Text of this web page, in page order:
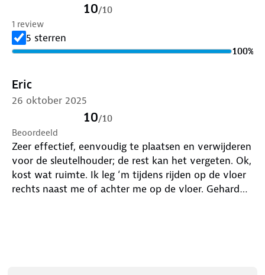
Het geavanceerde multidisc slotontwerp is bestand
tegen boren en lock picking. De disklok past niet op
het stuur van de Land Rover Discovery Sport 2016,
SCM gekeurde disklok stuursloten 35 – 39 cm.
Ieder stuurslot is voorzien van een uniek slot en
serienummer, er worden 3 sleutels meegeleverd.
Het is belangrijk om eerst de diameter van jouw
stuur op te meten zodat je zeker weet dat het
stuurslot op jouw stuur past.
10/10
1 review
5 sterren
100%
Eric
26 oktober 2025
10/10
Beoordeeld
Zeer effectief, eenvoudig te plaatsen en verwijderen
voor de sleutelhouder; de rest kan het vergeten. Ok,
kost wat ruimte. Ik leg ‘m tijdens rijden op de vloer
rechts naast me of achter me op de vloer. Gehard